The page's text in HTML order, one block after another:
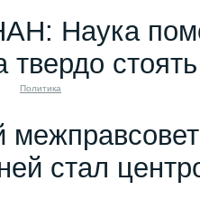
Наука
твердо
Политика
стал